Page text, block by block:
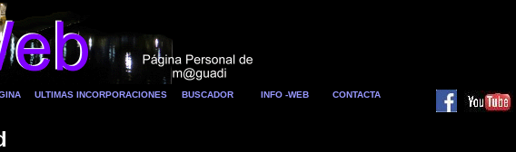
ULTIMAS INCORPORACIONES BUSCADOR INFO -WEB CONTACTA